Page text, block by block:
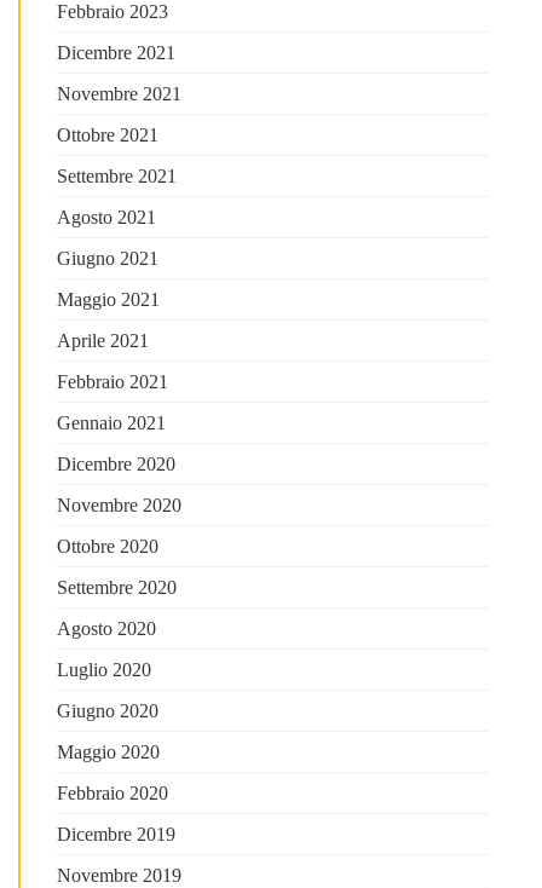
Febbraio 2023
Dicembre 2021
Novembre 2021
Ottobre 2021
Settembre 2021
Agosto 2021
Giugno 2021
Maggio 2021
Aprile 2021
Febbraio 2021
Gennaio 2021
Dicembre 2020
Novembre 2020
Ottobre 2020
Settembre 2020
Agosto 2020
Luglio 2020
Giugno 2020
Maggio 2020
Febbraio 2020
Dicembre 2019
Novembre 2019